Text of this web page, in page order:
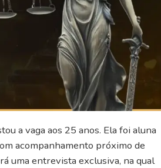
a vaga aos 25 anos. Ela foi aluna
acompanhamento próximo de
uma entrevista exclusiva, na qual